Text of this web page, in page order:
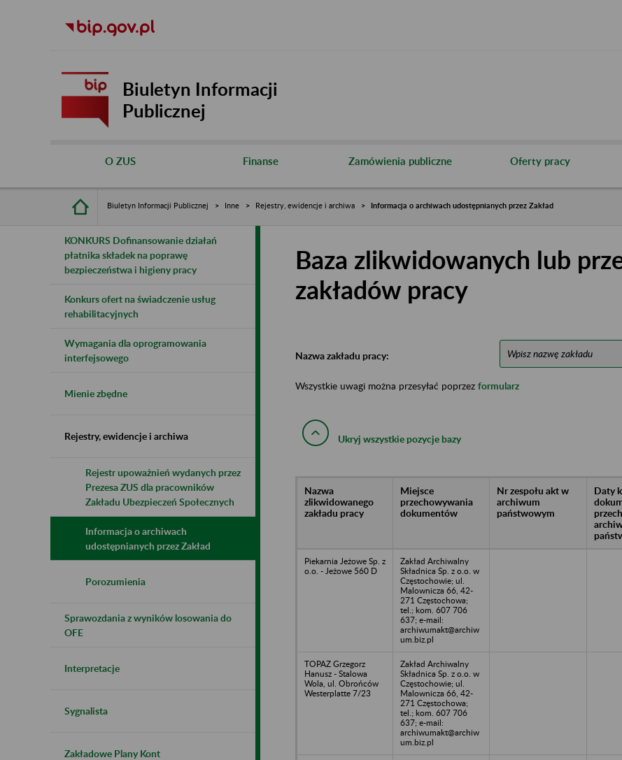
Biuletyn Informacji
Publicznej
O ZUS Finanse Zamówienia publiczne Oferty pracy
Biuletyn Informacji Publicznej Inne Rejestry, ewidencje i archiwa Informacja o archiwach udostępnianych przez Zakład
KONKURS Dofinansowanie działań
płatnika składek na poprawę
bezpieczeństwa i higieny pracy
Konkurs ofert na świadczenie usług
rehabilitacyjnych
Wymagania dla oprogramowania
interfejsowego
Mienie zbędne
Rejestry, ewidencje i archiwa
Rejestr upoważnień wydanych przez
Prezesa ZUS dla pracowników
Zakładu Ubezpieczeń Społecznych
Informacja o archiwach
udostępnianych przez Zakład
Porozumienia
Sprawozdania z wyników losowania do
OFE
Interpretacje
Sygnalista
Zakładowe Plany Kont
Baza zlikwidowanych lub
zakładów pracy
Nazwa zakładu pracy:
Wszystkie uwagi można przesyłać poprzez formularz
Ukryj wszystkie pozycje bazy
Nazwa
zlikwidowanego
zakładu pracy
Miejsce
przechowywania
dokumentów
Nr zespołu akt w
archiwum
państwowym
Daty
Piekarnia Jeżowe Sp. z
o.o. - Jeżowe 560 D
Zakład Archiwalny
Składnica Sp. z o.o. w
Częstochowie; ul.
Malownicza 66, 42-
271 Częstochowa;
tel.; kom. 607 706
637; e-mail:
archiwumakt@archiw
um.biz.pl
TOPAZ Grzegorz
Hanusz - Stalowa
Wola, ul. Obrońców
Westerplatte 7/23
Zakład Archiwalny
Składnica Sp. z o.o. w
Częstochowie; ul.
Malownicza 66, 42-
271 Częstochowa;
tel.; kom. 607 706
637; e-mail:
archiwumakt@archiw
um.biz.pl